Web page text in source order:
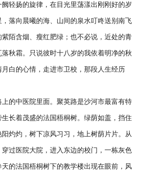
扬的旋律，在目光里荡漾出刚刚好的岁
，落向晨曦的海、山间的泉水叮咚送别南飞
陌含烟、瘦红肥绿；也不必说，近处的青
秋霜。只说彼时十八岁的我依着明净的秋
白的心情，走进市卫校，那段人生经历
中医院里面。聚英路是沙河市最富有特
长着茂盛的法国梧桐树。绿荫如盖，挡住
灼灼，树下凉风习习，地上树荫片片。从
过医院大院，进入东边的校门，一栋灰色
的法国梧桐树下的教学楼出现在眼前，风